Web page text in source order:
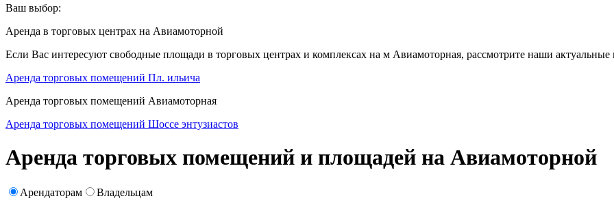
Ваш выбор:
Аренда в торговых центрах на Авиамоторной
Если Вас интересуют свободные площади в торговых центрах и комплексах на м Авиамоторная, рассмотрите наши
Аренда торговых помещений Пл. ильича
Аренда торговых помещений Авиамоторная
Аренда торговых помещений Шоссе энтузиастов
Аренда торговых помещений и площадей на Авиамоторной
Арендаторам
Владельцам